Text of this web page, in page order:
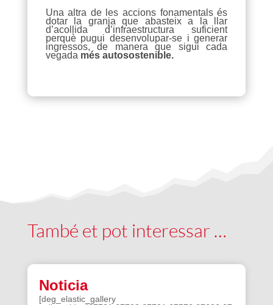
Una altra de les accions fonamentals és
dotar la granja que abasteix a la llar
d’acollida d’infraestructura suficient
perquè pugui desenvolupar-se i generar
ingressos, de manera que sigui cada
vegada més autosostenible.
També et pot interessar …
Noticia
[deg_elastic_gallery